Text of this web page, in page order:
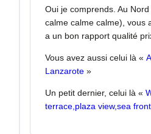
Oui je comprends. Au
calme calme calme), vous
a un bon rapport qualité
Vous avez aussi celui là «
Lanzarote »
Un petit dernier, celui là «
terrace,plaza view,sea